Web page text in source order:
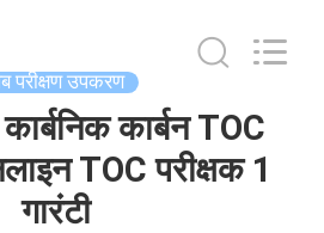
परीक्षण उपकरण
कार्बन TOC
TOC परीक्षक 1
गारंटी